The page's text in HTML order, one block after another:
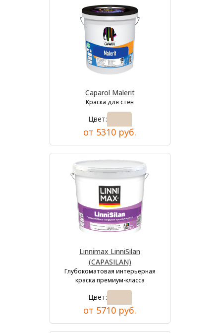
Caparol Malerit
Краска для стен
Цвет:
от 5310 руб.
Linnimax LinniSilan
(CAPASILAN)
Глубокоматовая интерьерная
краска премиум-класса
Цвет:
от 5710 руб.